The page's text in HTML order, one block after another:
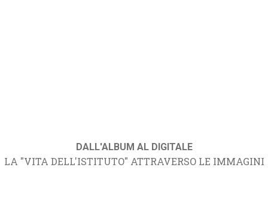
DALL'ALBUM AL DIGITALE
LA "VITA DELL'ISTITUTO" ATTRAVERSO LE IMMAGINI